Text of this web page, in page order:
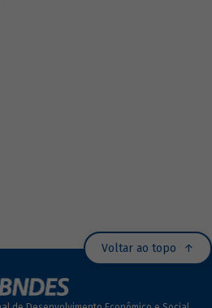
Voltar ao topo